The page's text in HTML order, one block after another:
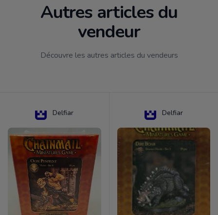
Autres articles du
vendeur
Découvre les autres articles du vendeurs
Delfiar Delfiar